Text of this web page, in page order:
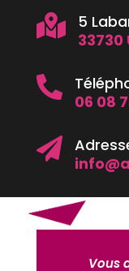

5
33730

06 08

Vous